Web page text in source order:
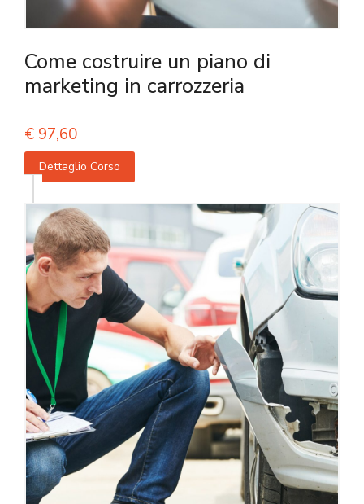
Come costruire un piano di
marketing in carrozzeria
€ 97,60
Dettaglio Corso